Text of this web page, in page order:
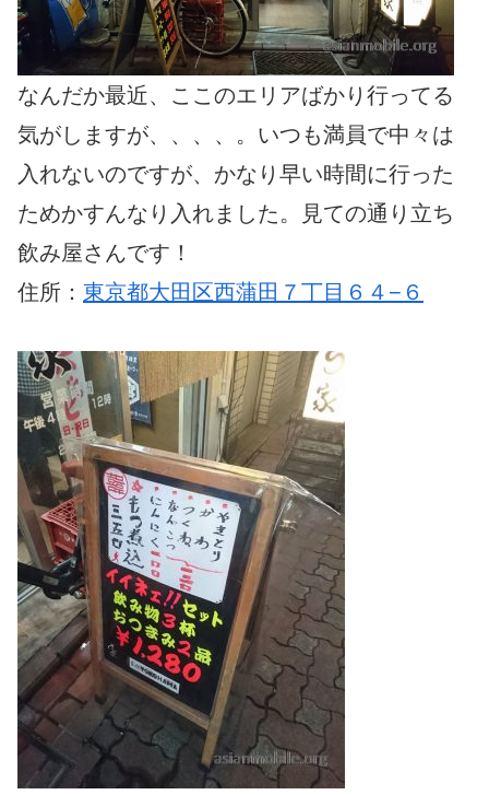
なんだか最近、ここのエリアばかり行ってる
気がしますが、、、、。いつも満員で中々は
入れないのですが、かなり早い時間に行った
ためかすんなり入れました。見ての通り立ち
飲み屋さんです！
住所： 東京都大田区西蒲田７丁目６４−６